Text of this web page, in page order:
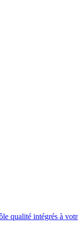
qualité intégrés à